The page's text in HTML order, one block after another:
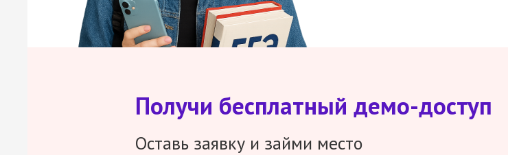
Получи бесплатный демо-доступ
Оставь заявку и займи место